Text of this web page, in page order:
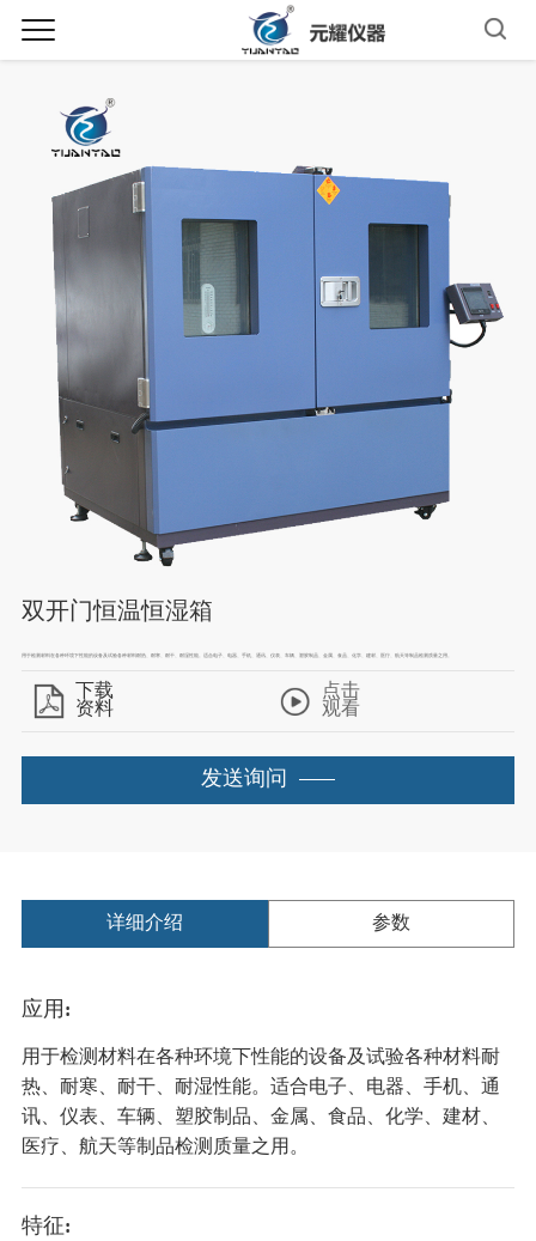
双开门恒温恒湿箱
用于检测材料在各种环境下性能的设备及试验各种材料耐热、耐寒、耐干、耐湿性能。适合电子、电器、手机、通讯、仪表、车辆、塑胶制品、金属、食品、化学、建材、医疗、航天等制品检测质量之用。
下载
资料
点击
观看
发送询问
详细介绍 参数
应用:
用于检测材料在各种环境下性能的设备及试验各种材料耐
热、耐寒、耐干、耐湿性能。适合电子、电器、手机、通
讯、仪表、车辆、塑胶制品、金属、食品、化学、建材、
医疗、航天等制品检测质量之用。
特征: